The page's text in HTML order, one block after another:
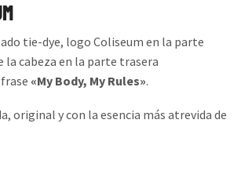
tie-dye, logo Coliseum en la parte
la cabeza en la parte trasera
«My Body, My Rules».
original y con la esencia más atrevida de